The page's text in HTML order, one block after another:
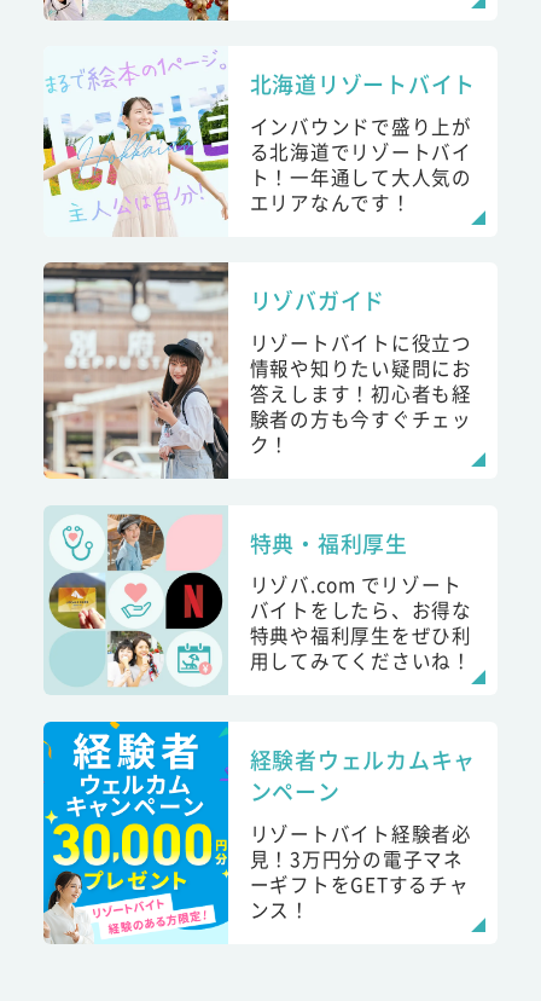
北海道リゾートバイト
インバウンドで盛り上が
る北海道でリゾートバイ
ト！一年通して大人気の
エリアなんです！
リゾバガイド
リゾートバイトに役立つ
情報や知りたい疑問にお
答えします！初心者も経
験者の方も今すぐチェッ
ク！
特典・福利厚生
リゾバ.com でリゾート
バイトをしたら、お得な
特典や福利厚生をぜひ利
用してみてくださいね！
経験者ウェルカムキャ
ンペーン
リゾートバイト経験者必
見！3万円分の電子マネ
ーギフトをGETするチャ
ンス！